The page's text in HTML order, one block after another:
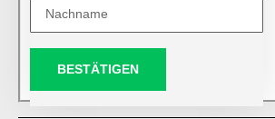
BESTÄTIGEN